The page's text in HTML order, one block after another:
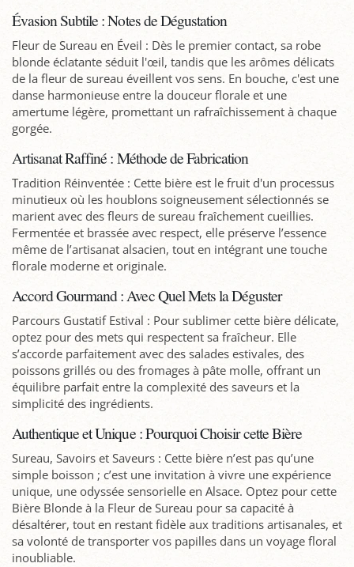
Évasion Subtile : Notes de Dégustation
Fleur de Sureau en Éveil : Dès le premier contact, sa robe
blonde éclatante séduit l'œil, tandis que les arômes délicats
de la fleur de sureau éveillent vos sens. En bouche, c'est une
danse harmonieuse entre la douceur florale et une
amertume légère, promettant un rafraîchissement à chaque
gorgée.
Artisanat Raffiné : Méthode de Fabrication
Tradition Réinventée : Cette bière est le fruit d'un processus
minutieux où les houblons soigneusement sélectionnés se
marient avec des fleurs de sureau fraîchement cueillies.
Fermentée et brassée avec respect, elle préserve l’essence
même de l’artisanat alsacien, tout en intégrant une touche
florale moderne et originale.
Accord Gourmand : Avec Quel Mets la Déguster
Parcours Gustatif Estival : Pour sublimer cette bière délicate,
optez pour des mets qui respectent sa fraîcheur. Elle
s’accorde parfaitement avec des salades estivales, des
poissons grillés ou des fromages à pâte molle, offrant un
équilibre parfait entre la complexité des saveurs et la
simplicité des ingrédients.
Authentique et Unique : Pourquoi Choisir cette Bière
Sureau, Savoirs et Saveurs : Cette bière n’est pas qu’une
simple boisson ; c’est une invitation à vivre une expérience
unique, une odyssée sensorielle en Alsace. Optez pour cette
Bière Blonde à la Fleur de Sureau pour sa capacité à
désaltérer, tout en restant fidèle aux traditions artisanales, et
sa volonté de transporter vos papilles dans un voyage floral
inoubliable.